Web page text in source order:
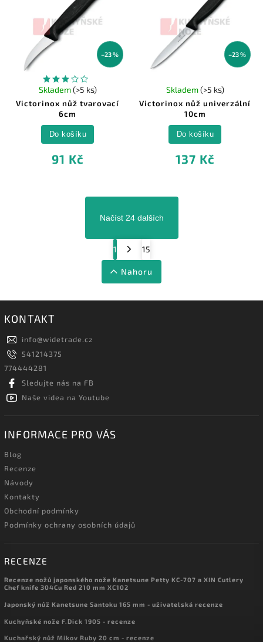
–23 %
Victorinox nůž tvarovací
6cm
Skladem(>5 ks)
91 Kč
Do košíku
–23 %
Victorinox nůž univerzální
10cm
Skladem(>5 ks)
137 Kč
Do košíku
Načíst 24 dalších
1 15
Nahoru
KONTAKT
info@widetrade.cz
541214375
774444281
Sledujte nás na FB
Naše videa na Youtube
INFORMACE PRO VÁS
Blog
Recenze
Návody
Kontakty
Obchodní podmínky
Podmínky ochrany osobních údajů
RECENZE
Recenze nožů japonského nože Kanetsune Petty KC-707 a XIN Cutlery
Chef knife 304Cu Red 210 mm XC102
Japonský nůž Kanetsune Santoku 165 mm - uživatelská recenze
Kuchyňské nože F.Dick 1905 - recenze
Kuchařský nůž Mikov Ruby 20 cm - recenze